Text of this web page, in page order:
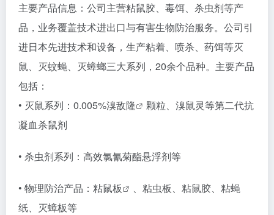
主要产品信息：公司主营粘鼠胶、毒饵、杀虫剂等产
品，业务覆盖技术进出口与有害生物防治服务。公司引
进日本先进技术和设备，生产粘着、喷杀、药饵等灭
鼠、灭蚊蝇、灭蟑螂三大系列，20余个品种。主要产品
包括：
• 灭鼠系列：0.005%溴敌隆
颗粒、溴鼠灵等第二代抗
凝血杀鼠剂
• 杀虫剂系列：高效氯氰菊酯悬浮剂等
• 物理防治产品： 粘鼠板
、粘虫板、粘鼠胶、粘蝇
纸、灭蟑板等